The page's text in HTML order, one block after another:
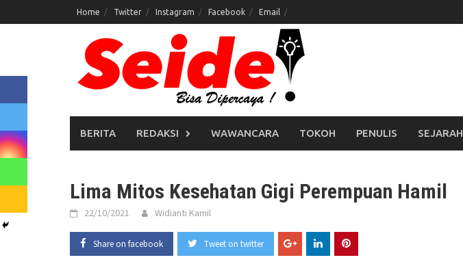
to
Home Twitter Instagram Facebook Email
BERITA REDAKSI WAWANCARA TOKOH PENULIS SEJARAH
Lima Mitos Kesehatan Gigi Perempuan Hamil
22/10/2021 Widianti Kamil
Share on facebook Tweet on twitter